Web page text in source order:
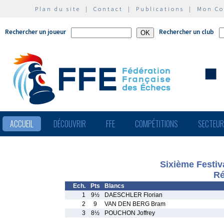
Plan du site | Contact | Publications | Mon
Rechercher un joueur Rechercher un club
ACCUEIL DÉCOUVRIR FFE COMPÉTITIONS
Sixième
Ech. Pts
Blancs
1
9½
DAESCHLER Florian
2
9
VAN DEN BERG Bram
3
8½
POUCHON Joffrey